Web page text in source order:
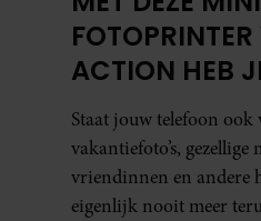
ACTION HEB
FAVORIETE
ÉÉN MINUUT
Staat jouw telefoon ook
vakantiefoto’s,
vriendinnen en andere
eigenlijk nooit meer